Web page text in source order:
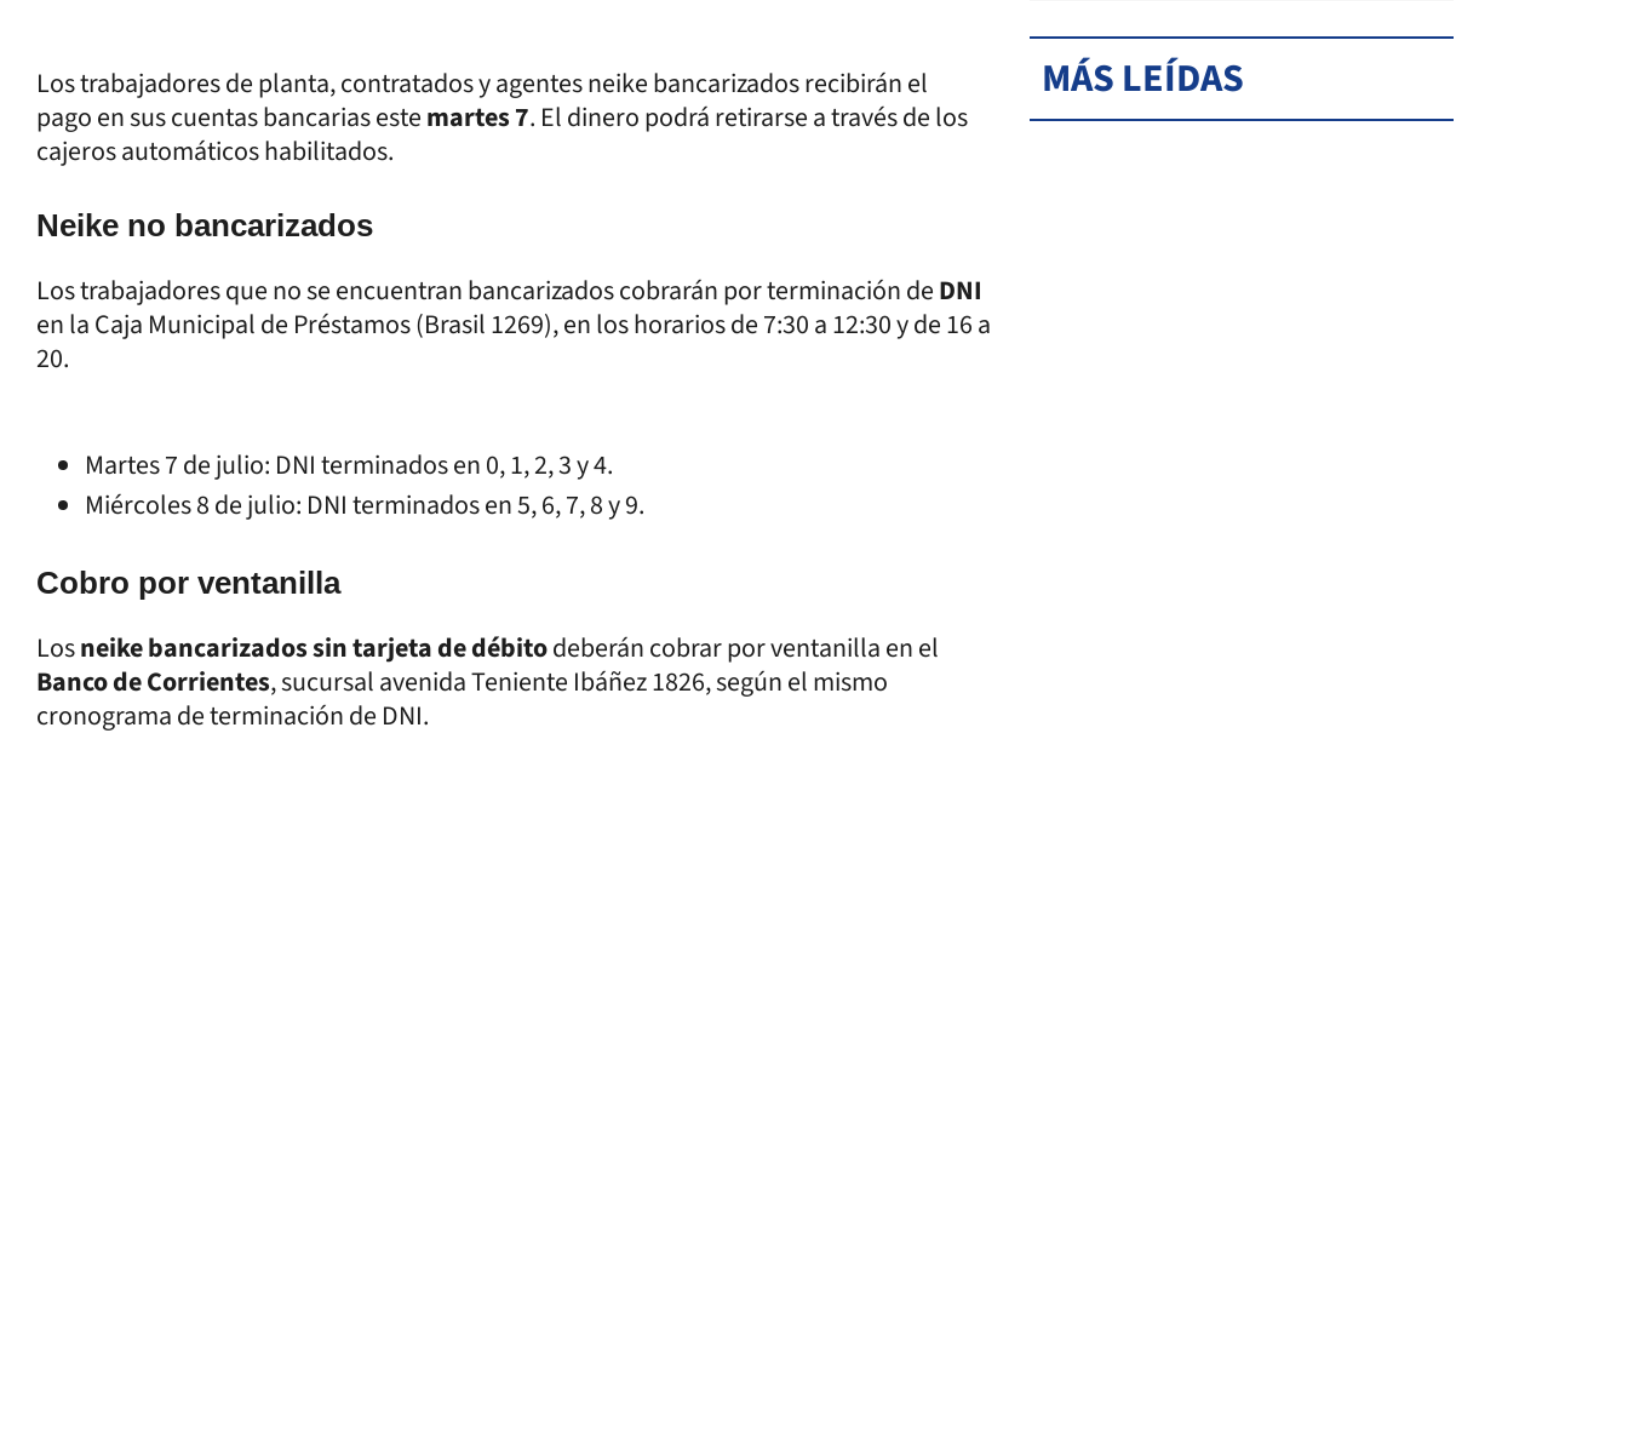
Los trabajadores de planta, contratados y agentes neike bancarizados recibirán el
pago en sus cuentas bancarias estemartes 7. El dinero podrá retirarse a través de los
cajeros automáticos habilitados.
Neike no bancarizados
Los trabajadores que no se encuentran bancarizados cobrarán por terminación deDNI
en la Caja Municipal de Préstamos (Brasil 1269), en los horarios de 7:30 a 12:30 y de 16 a
20.
Martes 7 de julio: DNI terminados en 0, 1, 2, 3 y 4.
Miércoles 8 de julio: DNI terminados en 5, 6, 7, 8 y 9.
Cobro por ventanilla
Losneike bancarizados sin tarjeta de débitodeberán cobrar por ventanilla en el
Banco de Corrientes, sucursal avenida Teniente Ibáñez 1826, según el mismo
cronograma de terminación de DNI.
MÁS LEÍDAS